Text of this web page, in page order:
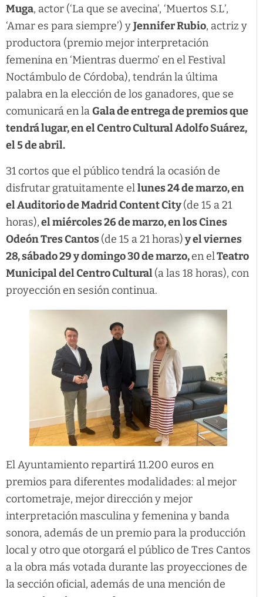
Muga, actor (‘La que se avecina’, ‘Muertos S.L’,
‘Amar es para siempre’) yJennifer Rubio, actriz y
productora (premio mejor interpretación
femenina en ‘Mientras duermo’ en el Festival
Noctámbulo de Córdoba), tendrán la última
palabra en la elección de los ganadores, que se
comunicará en laGala de entrega de premios que
tendrá lugar, en el Centro Cultural Adolfo Suárez,
el 5 de abril.
31 cortos que el público tendrá la ocasión de
disfrutar gratuitamente ellunes 24 de marzo, en
el Auditorio de Madrid Content City(de 15 a 21
horas),el miércoles 26 de marzo, en los Cines
Odeón Tres Cantos(de 15 a 21 horas)y el viernes
28, sábado 29 y domingo 30 de marzo,en elTeatro
Municipal del Centro Cultural(a las 18 horas), con
proyección en sesión continua.
El Ayuntamiento repartirá 11.200 euros en
premios para diferentes modalidades: al mejor
cortometraje, mejor dirección y mejor
interpretación masculina y femenina y banda
sonora, además de un premio para la producción
local y otro que otorgará el público de Tres Cantos
a la obra más votada durante las proyecciones de
la sección oficial, además de una mención de